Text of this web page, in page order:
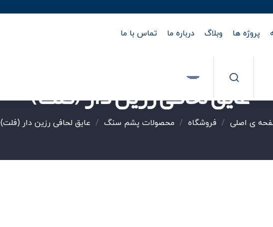
پروژه ها وبلاگ درباره ما تماس با ما
عایق لحافی رزین دار (فلت)
ی اصلی / فروشگاه / محصولات پشم سنگ / عایق لحافی رزین دار (فلت)